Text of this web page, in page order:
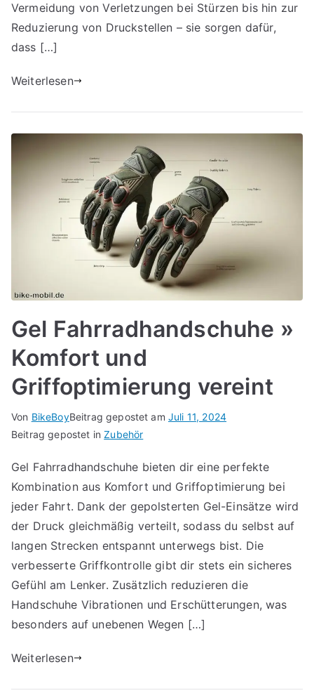
Vermeidung von Verletzungen bei Stürzen bis hin zur
Reduzierung von Druckstellen – sie sorgen dafür,
dass […]
Weiterlesen
Gel Fahrradhandschuhe »
Komfort und
Griffoptimierung vereint
Von BikeBoyBeitrag gepostet am Juli 11, 2024
Beitrag gepostet inZubehör
Gel Fahrradhandschuhe bieten dir eine perfekte
Kombination aus Komfort und Griffoptimierung bei
jeder Fahrt. Dank der gepolsterten Gel-Einsätze wird
der Druck gleichmäßig verteilt, sodass du selbst auf
langen Strecken entspannt unterwegs bist. Die
verbesserte Griffkontrolle gibt dir stets ein sicheres
Gefühl am Lenker. Zusätzlich reduzieren die
Handschuhe Vibrationen und Erschütterungen, was
besonders auf unebenen Wegen […]
Weiterlesen